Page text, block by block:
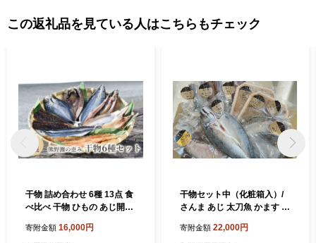
この返礼品を見ている人はこちらもチェック
干物 詰め合わせ 6種 13点 食
べ比べ 干物 ひもの あじ開き
まみりん干 さんま丸干 太刀
寄附金額 16,000円
干物セット中（化粧箱入）/
さんま あじ 太刀魚 かます ほ
丸干 みりん干 開き 冷凍 食べ
寄附金額 22,000円